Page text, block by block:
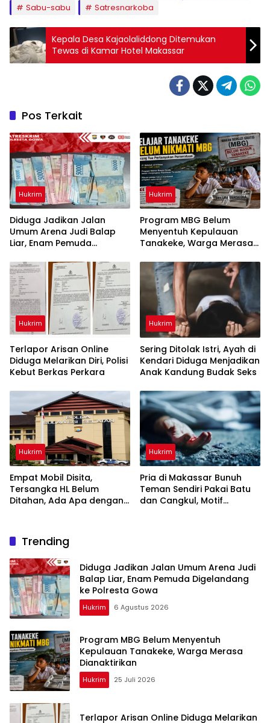
Sabu-sabu
Satresnarkoba
Kepala Desa Kajaolaliddong Ditemukan
Tewas di Kamar Hotel Makassar
Pos Terkait
Hukrim
Diduga Jadikan Jalan
Umum Arena Judi Balap
Liar, Enam Pemuda
Gowa
Hukrim
Program MBG Belum
Menyentuh Kepulauan
Tanakeke, Warga Merasa
Hukrim
Terlapor Arisan Online
Diduga Melarikan Diri, Polisi
Kebut Berkas Perkara
Hukrim
Sering Ditolak Istri, Ayah di
Kendari Diduga Menjadikan
Anak Kandung Budak Seks
Hukrim
Empat Mobil Disita,
Tersangka HL Belum
Ditahan, Ada Apa dengan
Hukrim
Pria di Makassar Bunuh
Teman Sendiri Pakai Batu
dan Cangkul, Motif
Trending
Diduga Jadikan Jalan Umum Arena Judi
Balap Liar, Enam Pemuda Digelandang
ke Polresta Gowa
Hukrim 6 Agustus 2026
Program MBG Belum Menyentuh
Kepulauan Tanakeke, Warga Merasa
Dianaktirikan
Hukrim 25 Juli 2026
Terlapor Arisan Online Diduga Melarikan